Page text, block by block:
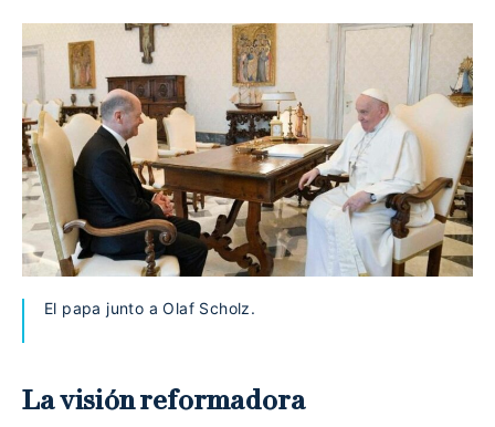
El papa junto a Olaf Scholz.
La visión reformadora